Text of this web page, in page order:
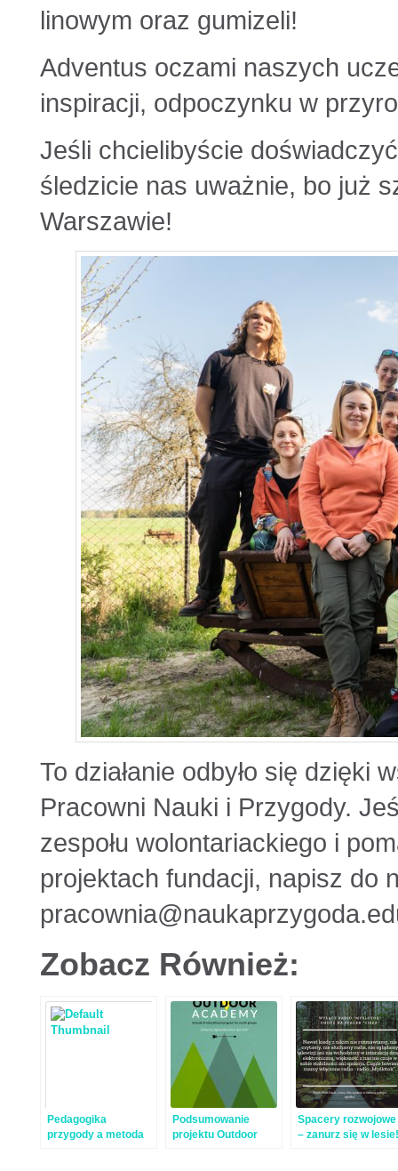
linowym oraz gumizeli!
Adventus oczami naszych
inspiracji, odpoczynku w
Jeśli chcielibyście
śledzicie nas uważnie, bo już
Warszawie!
To działanie odbyło się dzięki
Pracowni Nauki i Przygody.
zespołu wolontariackiego i
projektach fundacji, napisz do
Zobacz Również:
Pedagogika
przygody a metoda
Podsumowanie
projektu Outdoor
Spacery rozwojowe
– zanurz się w lesie!